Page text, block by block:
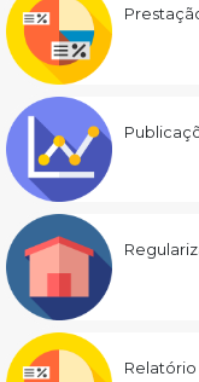
Relatório